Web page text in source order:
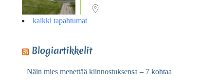
kaikki tapahtumat
Blogiartikkelit
Näin mies menettää kiinnostuksensa – 7 kohtaa